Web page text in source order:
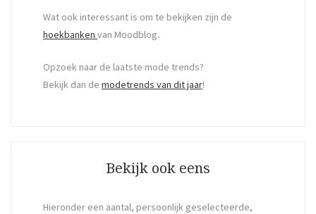
Wat ook interessant is om te bekijken zijn de
hoekbanken van Moodblog.
Opzoek naar de laatste mode trends?
Bekijk dan de modetrends van dit jaar!
Bekijk ook eens
Hieronder een aantal, persoonlijk geselecteerde,